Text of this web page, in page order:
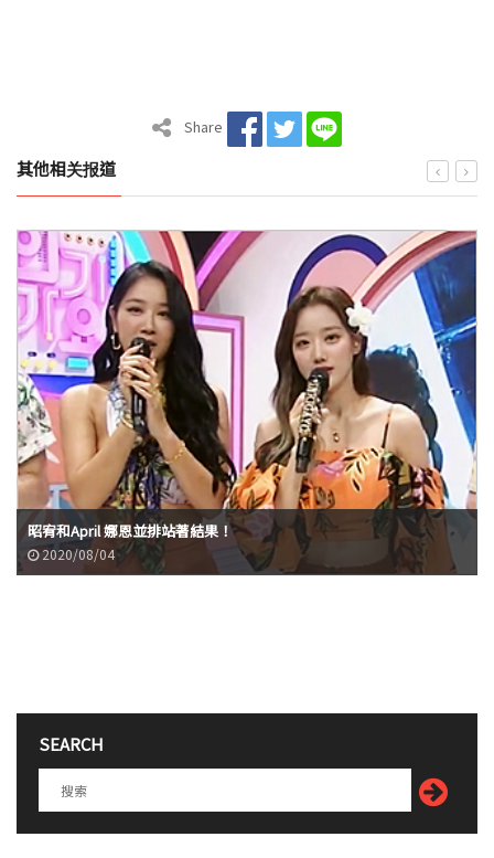
Share
其他相关报道
昭宥和April 娜恩並排站著結果！
2020/08/04
SEARCH